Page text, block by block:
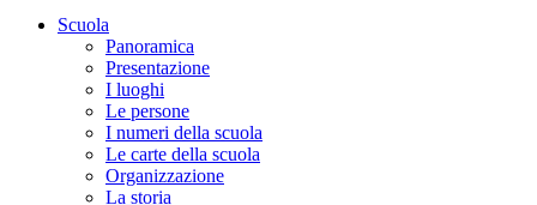
Scuola
Panoramica
Presentazione
I luoghi
Le persone
I numeri della scuola
Le carte della scuola
Organizzazione
La storia